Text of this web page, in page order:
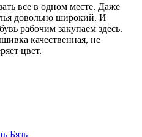
все в одном месте. Даже
довольно широкий. И
рабочим закупаем здесь.
качественная, не
цвет.